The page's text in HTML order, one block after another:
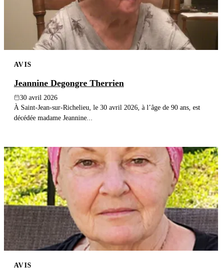
AVIS
Jeannine Degongre Therrien
30 avril 2026
À Saint-Jean-sur-Richelieu, le 30 avril 2026, à l’âge de 90 ans, est
décédée madame Jeannine...
AVIS